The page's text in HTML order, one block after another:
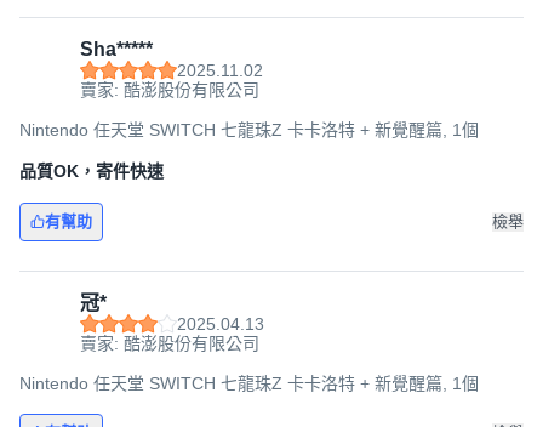
Sha*****
2025.11.02
賣家: 酷澎股份有限公司
Nintendo 任天堂 SWITCH 七龍珠Z 卡卡洛特 + 新覺醒篇, 1個
品質OK，寄件快速
有幫助 檢舉
冠*
2025.04.13
賣家: 酷澎股份有限公司
Nintendo 任天堂 SWITCH 七龍珠Z 卡卡洛特 + 新覺醒篇, 1個